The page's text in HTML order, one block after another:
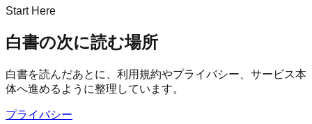
Start Here
白書の次に読む場所
白書を読んだあとに、利用規約やプライバシー、サービス本
体へ進めるように整理しています。
プライバシー